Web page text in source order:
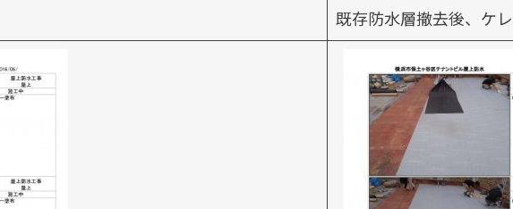
既存防水層撤去後、ケ